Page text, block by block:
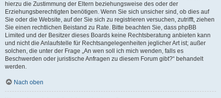
hierzu die Zustimmung der Eltern beziehungsweise des oder der
Erziehungsberechtigten benötigen. Wenn Sie sich unsicher sind, ob dies auf
Sie oder die Website, auf der Sie sich zu registrieren versuchen, zutrifft, ziehen
Sie einen rechtlichen Beistand zu Rate. Bitte beachten Sie, dass phpBB
Limited und der Besitzer dieses Boards keine Rechtsberatung anbieten kann
und nicht die Anlaufstelle für Rechtsangelegenheiten jeglicher Art ist; außer
solchen, die unter der Frage „An wen soll ich mich wenden, falls es
Beschwerden oder juristische Anfragen zu diesem Forum gibt?“ behandelt
werden.
Nach oben